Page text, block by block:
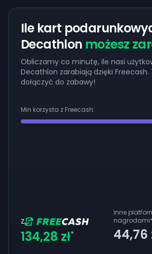
Ile kart
Decathlon możesz
Obliczamy co minutę, ile nasi
Decathlon zarabiają dzięki Freecash.
dołączyć do zabawy!
Min korzysta z Freecash:
Z
134,28 zł*
Inne
nagrodami
44,76